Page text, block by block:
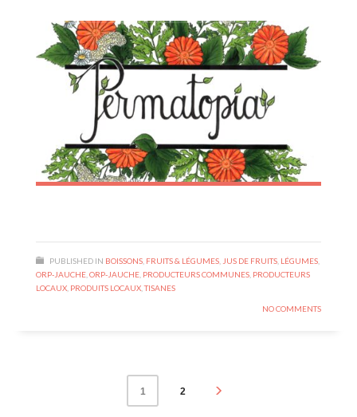
PUBLISHED IN BOISSONS, FRUITS & LÉGUMES, JUS DE FRUITS, LÉGUMES,
ORP-JAUCHE,ORP-JAUCHE, PRODUCTEURS COMMUNES, PRODUCTEURS
LOCAUX, PRODUITS LOCAUX,TISANES
NO COMMENTS
1 2